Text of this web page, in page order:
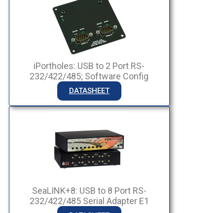
iPortholes: USB to 2 Port RS-
232/422/485; Software Config
DATASHEET
SeaLINK+8: USB to 8 Port RS-
232/422/485 Serial Adapter E1